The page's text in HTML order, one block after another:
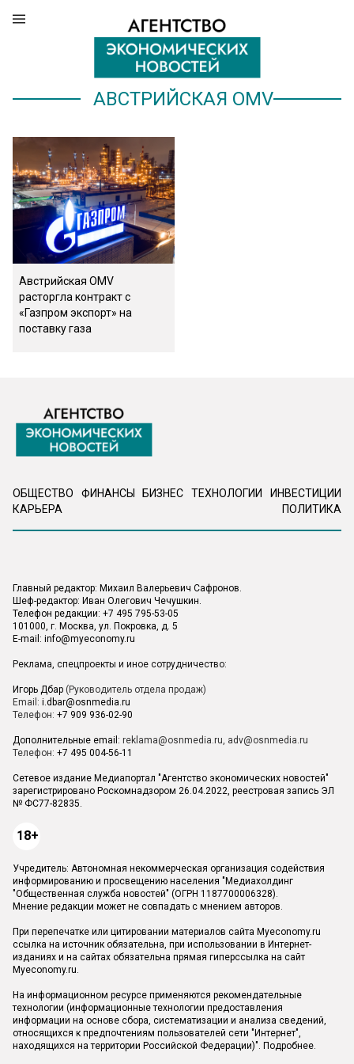
АВСТРИЙСКАЯ OMV
Австрийская OMV
расторгла контракт с
«Газпром экспорт» на
поставку газа
ОБЩЕСТВО ФИНАНСЫ БИЗНЕС ТЕХНОЛОГИИ
ИНВЕСТИЦИИ
КАРЬЕРА
ПОЛИТИКА
Главный редактор: Михаил Валерьевич Сафронов.
Шеф-редактор: Иван Олегович Чечушкин.
Телефон редакции: +7 495 795-53-05
101000, г. Москва, ул. Покровка, д. 5
E-mail: info@myeconomy.ru
Реклама, спецпроекты и иное сотрудничество:
Игорь Дбар (Руководитель отдела продаж)
Email: i.dbar@osnmedia.ru
Телефон: +7 909 936-02-90
Дополнительные email: reklama@osnmedia.ru, adv@osnmedia.ru
Телефон: +7 495 004-56-11
Сетевое издание Медиапортал "Агентство экономических новостей"
зарегистрировано Роскомнадзором 26.04.2022, реестровая запись ЭЛ
№ ФС77-82835.
18+
Учредитель: Автономная некоммерческая организация содействия
информированию и просвещению населения "Медиахолдинг
"Общественная служба новостей" (ОГРН 1187700006328).
Мнение редакции может не совпадать с мнением авторов.
При перепечатке или цитировании материалов сайта Myeconomy.ru
ссылка на источник обязательна, при использовании в Интернет-
изданиях и на сайтах обязательна прямая гиперссылка на сайт
Myeconomy.ru.
На информационном ресурсе применяются рекомендательные
технологии (информационные технологии предоставления
информации на основе сбора, систематизации и анализа сведений,
относящихся к предпочтениям пользователей сети "Интернет",
находящихся на территории Российской Федерации)". Подробнее.